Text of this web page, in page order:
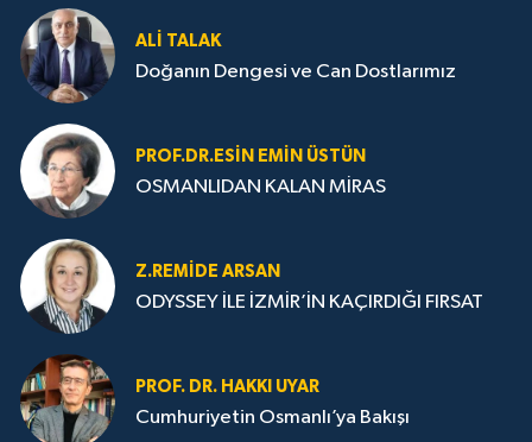
ALI TALAK
Doğanın Dengesi ve Can Dostlarımız
PROF.DR.ESIN EMIN ÜSTÜN
OSMANLIDAN KALAN MİRAS
Z.REMIDE ARSAN
ODYSSEY İLE İZMİR’İN KAÇIRDIĞI FIRSAT
PROF. DR. HAKKI UYAR
Cumhuriyetin Osmanlı’ya Bakışı